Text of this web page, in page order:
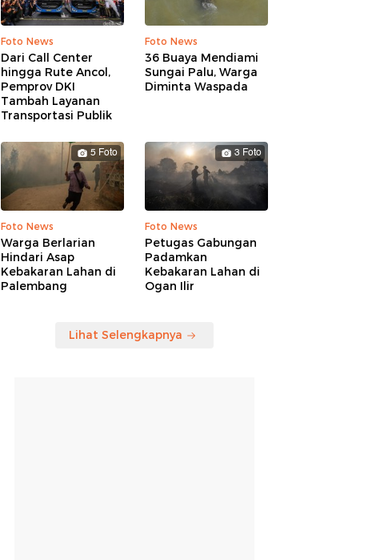
Foto News
Dari Call Center
hingga Rute Ancol,
Pemprov DKI
Tambah Layanan
Transportasi Publik
Foto News
36 Buaya Mendiami
Sungai Palu, Warga
Diminta Waspada
5 Foto
Foto News
Warga Berlarian
Hindari Asap
Kebakaran Lahan di
Palembang
3 Foto
Foto News
Petugas Gabungan
Padamkan
Kebakaran Lahan di
Ogan Ilir
Lihat Selengkapnya